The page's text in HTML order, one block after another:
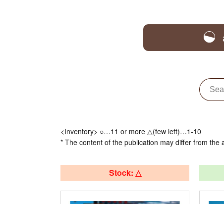
<Inventory> ○…11 or more △(few left)…1-10
* The content of the publication may differ from the
Stock: △